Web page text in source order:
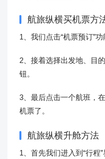
航旅纵横买机票方
1、我们点击“机票预订”功
2、接着选择出发地、目
钮。
3、最后点击一个航班，
机票了。
航旅纵横升舱方法
1、首先我们进入到“行程